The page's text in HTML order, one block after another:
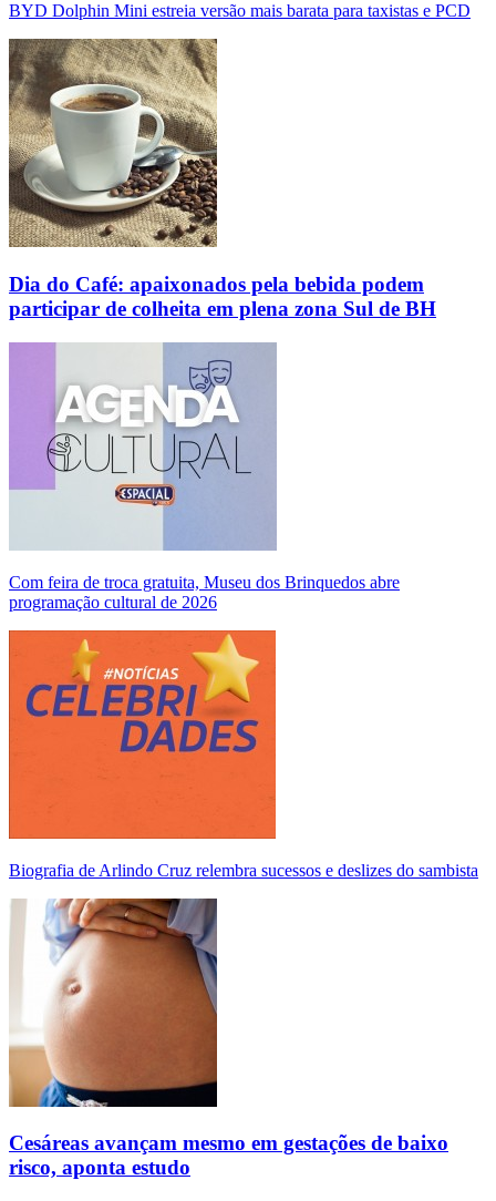
BYD Dolphin Mini estreia versão mais barata para taxistas e PCD
Dia do Café: apaixonados pela bebida podem
participar de colheita em plena zona Sul de BH
Com feira de troca gratuita, Museu dos Brinquedos abre
programação cultural de 2026
Biografia de Arlindo Cruz relembra sucessos e deslizes do sambista
Cesáreas avançam mesmo em gestações de baixo
risco, aponta estudo